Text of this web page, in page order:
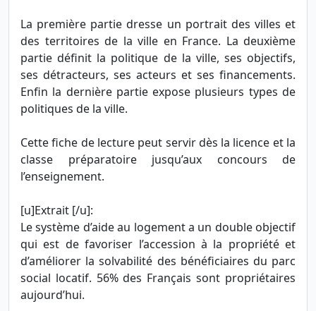
La première partie dresse un portrait des villes et
des territoires de la ville en France. La deuxième
partie définit la politique de la ville, ses objectifs,
ses détracteurs, ses acteurs et ses financements.
Enfin la dernière partie expose plusieurs types de
politiques de la ville.
Cette fiche de lecture peut servir dès la licence et la
classe préparatoire jusqu’aux concours de
l’enseignement.
[u]Extrait [/u]:
Le système d’aide au logement a un double objectif
qui est de favoriser l’accession à la propriété et
d’améliorer la solvabilité des bénéficiaires du parc
social locatif. 56% des Français sont propriétaires
aujourd’hui.